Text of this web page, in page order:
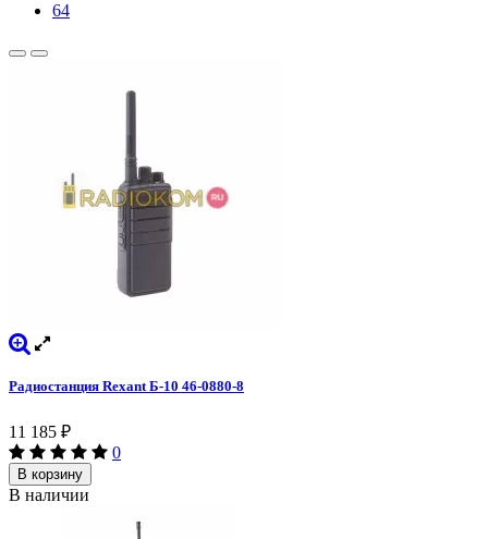
64
Радиостанция Rexant Б-10 46-0880-8
11 185 ₽
0
В корзину
В наличии